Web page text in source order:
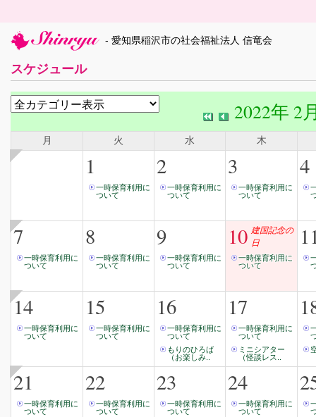
- 愛知県稲沢市の社会福祉法人 信竜会
スケジュール
2022年 2
月 火 水 木
1
一時保育利用に
ついて
2
一時保育利用に
ついて
3
一時保育利用に
ついて
4
7
一時保育利用に
ついて
8
一時保育利用に
ついて
9
一時保育利用に
ついて
10 建国記念の
日
一時保育利用に
ついて
14
一時保育利用に
ついて
15
一時保育利用に
ついて
16
一時保育利用に
ついて
もりのひろば
（お楽しみ..
17
一時保育利用に
ついて
ミニシアター
（怪談レス..
21
一時保育利用に
ついて
22
一時保育利用に
ついて
23
一時保育利用に
ついて
24
一時保育利用に
ついて